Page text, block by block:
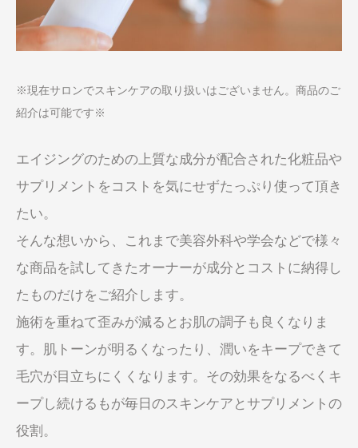
※現在サロンでスキンケアの取り扱いはございません。商品のご
紹介は可能です※
エイジングのための上質な成分が配合された化粧品や
サプリメントをコストを気にせずたっぷり使って頂き
たい。
そんな想いから、これまで美容外科や学会などで様々
な商品を試してきたオーナーが成分とコストに納得し
たものだけをご紹介します。
施術を重ねて歪みが減るとお肌の調子も良くなりま
す。肌トーンが明るくなったり、潤いをキープできて
毛穴が目立ちにくくなります。その効果をなるべくキ
ープし続けるもが毎日のスキンケアとサプリメントの
役割。